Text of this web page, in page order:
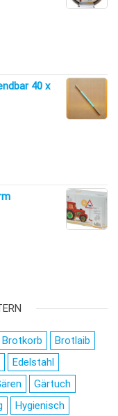
40 x
Brotkorb
Brotlaib
Edelstahl
Gärtuch
Hygienisch